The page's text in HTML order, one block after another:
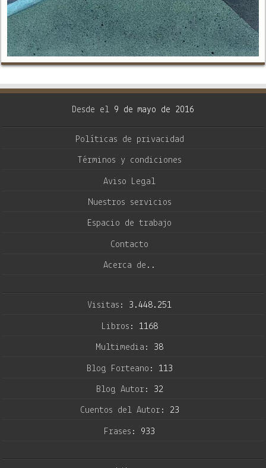
Desde el 9 de mayo de 2016
Políticas de privacidad
Términos y condiciones
Aviso Legal
Nuestros servicios
Espacio de trabajo
Contacto
Acerca de..
Visitas: 3.448.251
Libros: 1168
Multimedia: 38
Blog Forteano: 113
Blog Autor: 32
Cuentos del Autor: 23
Frases: 933